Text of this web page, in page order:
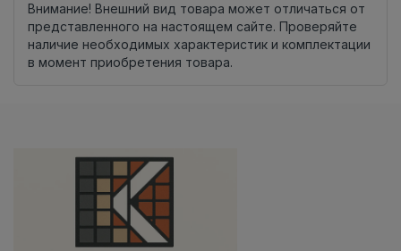
Внимание! Внешний вид товара может отличаться от
представленного на настоящем сайте. Проверяйте
наличие необходимых характеристик и комплектации
в момент приобретения товара.